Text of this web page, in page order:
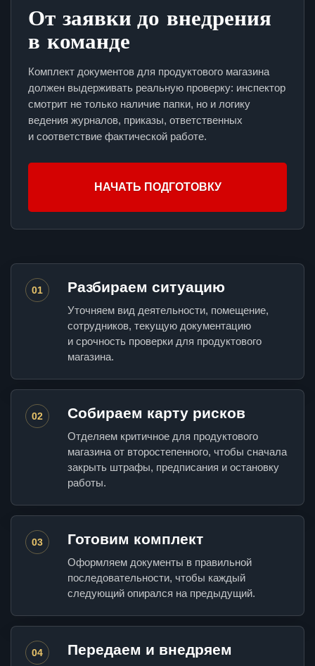
От заявки до внедрения
в команде
Комплект документов для продуктового магазина
должен выдерживать реальную проверку: инспектор
смотрит не только наличие папки, но и логику
ведения журналов, приказы, ответственных
и соответствие фактической работе.
НАЧАТЬ ПОДГОТОВКУ
01 Разбираем ситуацию
Уточняем вид деятельности, помещение,
сотрудников, текущую документацию
и срочность проверки для продуктового
магазина.
02 Собираем карту рисков
Отделяем критичное для продуктового
магазина от второстепенного, чтобы сначала
закрыть штрафы, предписания и остановку
работы.
03 Готовим комплект
Оформляем документы в правильной
последовательности, чтобы каждый
следующий опирался на предыдущий.
04 Передаем и внедряем